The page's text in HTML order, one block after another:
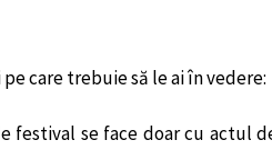
care trebuie să le ai în vedere:
festival se face doar cu actul